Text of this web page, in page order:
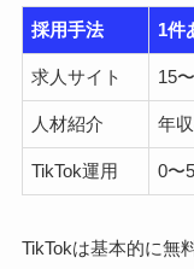
採用手法 1件
求人サイト 15
人材紹介 年
TikTok運用 0〜
TikTokは基本的に無